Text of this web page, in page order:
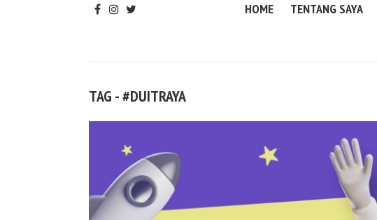
HOME TENTANG SAYA
TAG - #DUITRAYA